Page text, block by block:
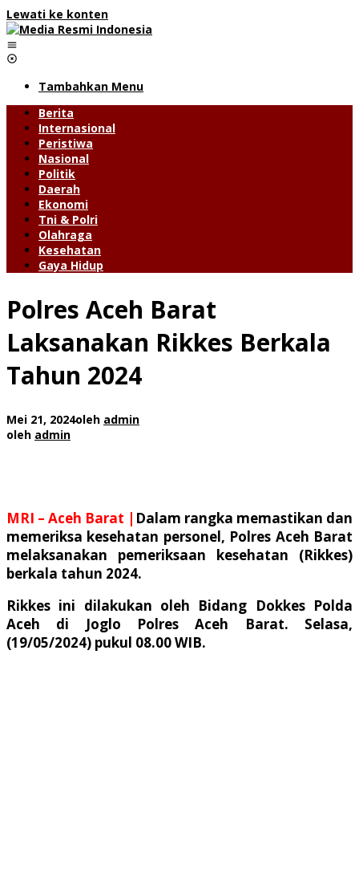
Lewati ke konten
Tambahkan Menu
Berita
Internasional
Peristiwa
Nasional
Politik
Daerah
Ekonomi
Tni & Polri
Olahraga
Kesehatan
Gaya Hidup
Polres Aceh Barat
Laksanakan Rikkes Berkala
Tahun 2024
Mei 21, 2024oleh admin
oleh admin
MRI – Aceh Barat | Dalam rangka memastikan dan
memeriksa kesehatan personel, Polres Aceh Barat
melaksanakan pemeriksaan kesehatan (Rikkes)
berkala tahun 2024.
Rikkes ini dilakukan oleh Bidang Dokkes Polda
Aceh di Joglo Polres Aceh Barat. Selasa,
(19/05/2024) pukul 08.00 WIB.